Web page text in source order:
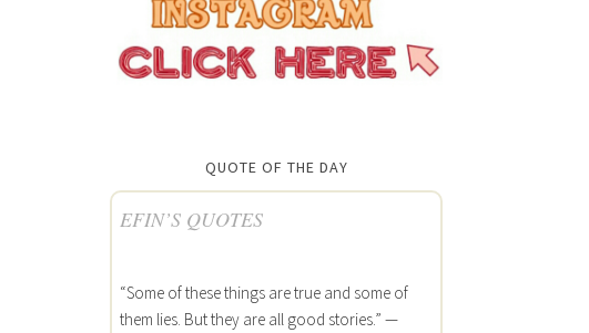
QUOTE OF THE DAY
EFIN’S QUOTES
“Some of these things are true and some of
them lies. But they are all good stories.” —